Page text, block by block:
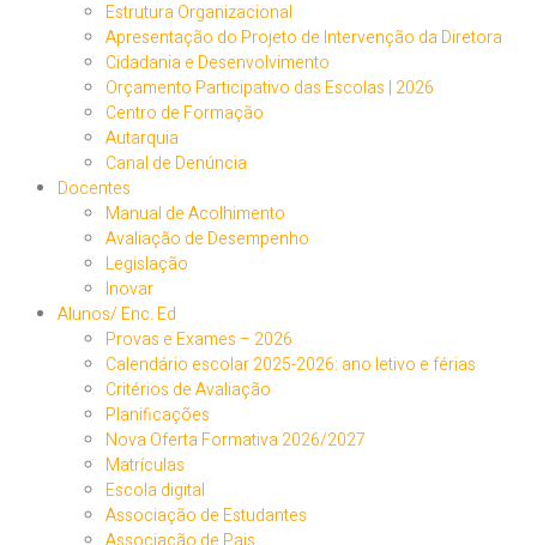
Estrutura Organizacional
Apresentação do Projeto de Intervenção da Diretora
Cidadania e Desenvolvimento
Orçamento Participativo das Escolas | 2026
Centro de Formação
Autarquia
Canal de Denúncia
Docentes
Manual de Acolhimento
Avaliação de Desempenho
Legislação
Inovar
Alunos/ Enc. Ed
Provas e Exames – 2026
Calendário escolar 2025-2026: ano letivo e férias
Critérios de Avaliação
Planificações
Nova Oferta Formativa 2026/2027
Matrículas
Escola digital
Associação de Estudantes